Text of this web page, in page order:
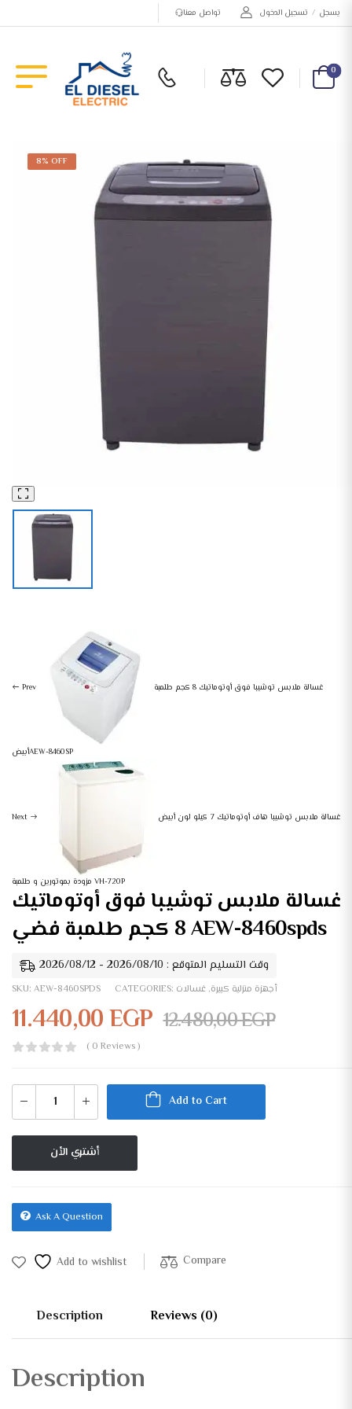
تواصل معنا تسجيل الدخول / يسجل
0
8% OFF
Prev غسالة ملابس توشيبا فوق أوتوماتيك 8 كجم طلمبة
أبيضAEW-8460SP
Next غسالة ملابس توشيبا هاف أوتوماتيك 7 كيلو لون أبيض
مزودة بموتورين و طلمبة VH-720P
غسالة ملابس توشيبا فوق أوتوماتيك
8 كجم طلمبة فضي AEW-8460spds
وقت التسليم المتوقع : 2026/08/10 - 2026/08/12
SKU: AEW-8460SPDS CATEGORIES: أجهزة منزلية كبيرة, غسالات
11.440,00EGP 12.480,00EGP
( 0 Reviews )
Add to Cart
أشتري الأن
Ask A Question
Add to wishlist Compare
Description Reviews (0)
Description